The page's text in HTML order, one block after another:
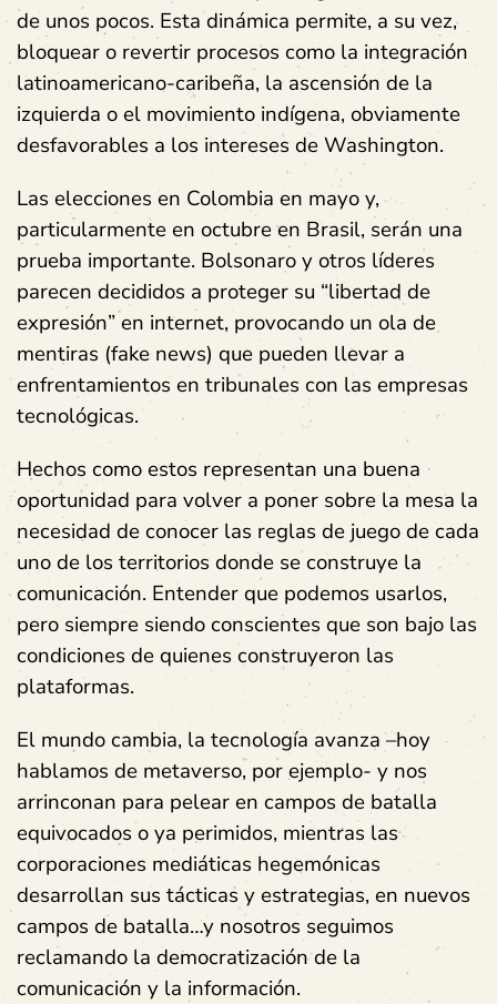
de unos pocos. Esta dinámica permite, a su vez,
bloquear o revertir procesos como la integración
latinoamericano-caribeña, la ascensión de la
izquierda o el movimiento indígena, obviamente
desfavorables a los intereses de Washington.
Las elecciones en Colombia en mayo y,
particularmente en octubre en Brasil, serán una
prueba importante. Bolsonaro y otros líderes
parecen decididos a proteger su “libertad de
expresión” en internet, provocando un ola de
mentiras (fake news) que pueden llevar a
enfrentamientos en tribunales con las empresas
tecnológicas.
Hechos como estos representan una buena
oportunidad para volver a poner sobre la mesa la
necesidad de conocer las reglas de juego de cada
uno de los territorios donde se construye la
comunicación. Entender que podemos usarlos,
pero siempre siendo conscientes que son bajo las
condiciones de quienes construyeron las
plataformas.
El mundo cambia, la tecnología avanza –hoy
hablamos de metaverso, por ejemplo- y nos
arrinconan para pelear en campos de batalla
equivocados o ya perimidos, mientras las
corporaciones mediáticas hegemónicas
desarrollan sus tácticas y estrategias, en nuevos
campos de batalla…y nosotros seguimos
reclamando la democratización de la
comunicación y la información.